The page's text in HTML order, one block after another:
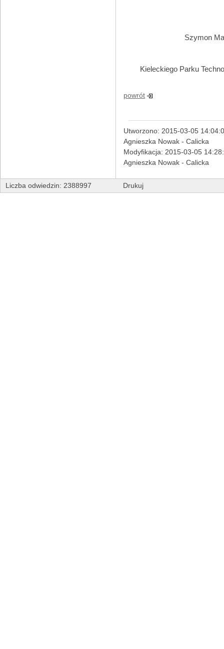
Szymon
Kieleckiego Parku
powrót
Utworzono: 2015-03-05
Agnieszka Nowak - Calicka
Modyfikacja: 2015-03-05
Agnieszka Nowak - Calicka
Liczba odwiedzin: 2388997 Drukuj